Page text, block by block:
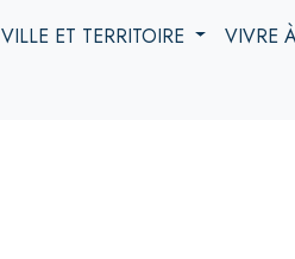
VILLE ET TERRITOIRE VIVRE